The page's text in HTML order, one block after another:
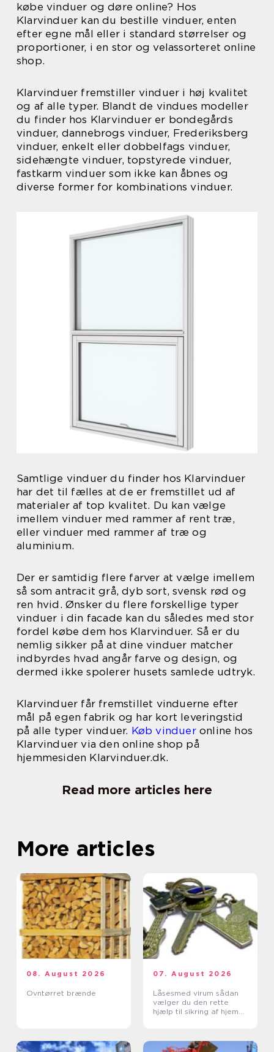
købe vinduer og døre online? Hos
Klarvinduer kan du bestille vinduer, enten
efter egne mål eller i standard størrelser og
proportioner, i en stor og velassorteret online
shop.
Klarvinduer fremstiller vinduer i høj kvalitet
og af alle typer. Blandt de vindues modeller
du finder hos Klarvinduer er bondegårds
vinduer, dannebrogs vinduer, Frederiksberg
vinduer, enkelt eller dobbelfags vinduer,
sidehængte vinduer, topstyrede vinduer,
fastkarm vinduer som ikke kan åbnes og
diverse former for kombinations vinduer.
Samtlige vinduer du finder hos Klarvinduer
har det til fælles at de er fremstillet ud af
materialer af top kvalitet. Du kan vælge
imellem vinduer med rammer af rent træ,
eller vinduer med rammer af træ og
aluminium.
Der er samtidig flere farver at vælge imellem
så som antracit grå, dyb sort, svensk rød og
ren hvid. Ønsker du flere forskellige typer
vinduer i din facade kan du således med stor
fordel købe dem hos Klarvinduer. Så er du
nemlig sikker på at dine vinduer matcher
indbyrdes hvad angår farve og design, og
dermed ikke spolerer husets samlede udtryk.
Klarvinduer får fremstillet vinduerne efter
mål på egen fabrik og har kort leveringstid
på alle typer vinduer. Køb vindueronline hos
Klarvinduer via den online shop på
hjemmesiden Klarvinduer.dk.
Read more articles here
More articles
08. August 2026
Ovntørret brænde
07. August 2026
Låsesmed virum sådan
vælger du den rette
hjælp til sikring af hjem